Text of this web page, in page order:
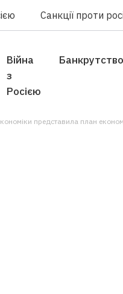
Санкції проти
Війна
з
Росією
Банкрутство
представила план